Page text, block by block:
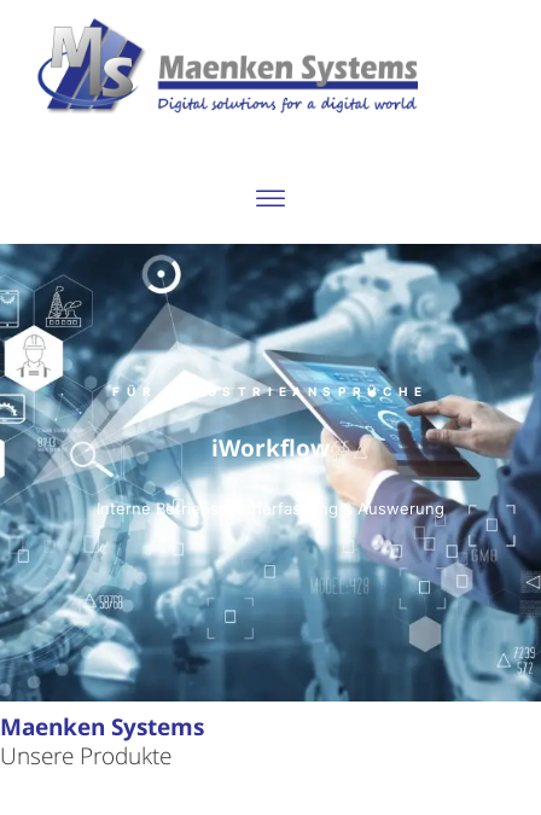
FÜR INDUSTRIEANSPRÜCHE
iWorkflow
Interne Betriebsdatenerfassung & Auswerung
Maenken Systems
Unsere Produkte